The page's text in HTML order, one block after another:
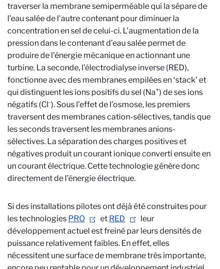
traverser la membrane semiperméable qui la sépare de
l’eau salée de l'autre contenant pour diminuer la
concentration en sel de celui-ci. L’augmentation de la
pression dans le contenant d’eau salée permet de
produire de l’énergie mécanique en actionnant une
turbine. La seconde, l’électrodialyse inverse (RED),
fonctionne avec des membranes empilées en ‘stack’ et
qui distinguent les ions positifs du sel (Na+) de ses ions
négatifs (Cl-). Sous l’effet de l’osmose, les premiers
traversent des membranes cation-sélectives, tandis que
les seconds traversent les membranes anions-
sélectives. La séparation des charges positives et
négatives produit un courant ionique converti ensuite en
un courant électrique. Cette technologie génère donc
directement de l’énergie électrique.
Si des installations pilotes ont déjà été construites pour
les technologies PRO et RED
leur
développement actuel est freiné par leurs densités de
puissance relativement faibles. En effet, elles
nécessitent une surface de membrane très importante,